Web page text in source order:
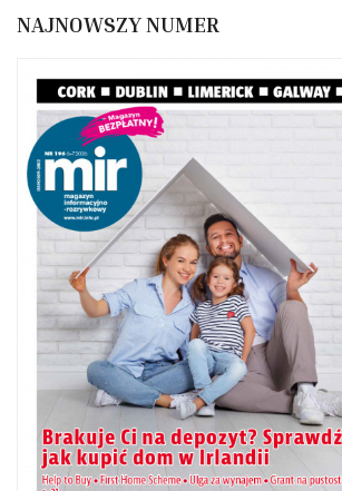
NAJNOWSZY NUMER